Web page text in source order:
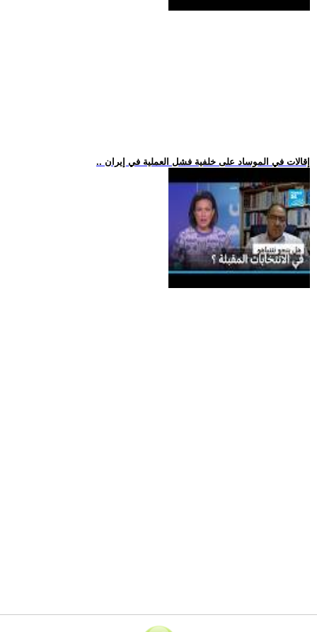
.. إقالات في الموساد على خلفية فشل العملية في إيران